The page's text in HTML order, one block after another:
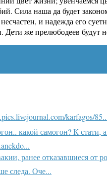
Сила наша да будет
и надежда его
же прелюбодеев будут
karfagos/
какой самогон? К стати,
ранее отказавшиеся от
следа. Оче...